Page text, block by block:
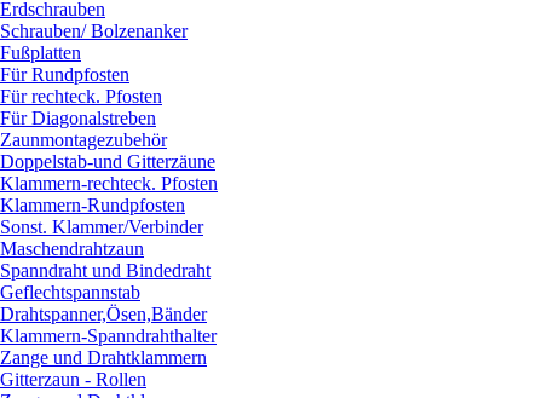
Erdschrauben
Schrauben/Bolzenanker
Fußplatten
Für Rundpfosten
Für rechteck. Pfosten
Für Diagonalstreben
Zaunmontagezubehör
Doppelstab-und Gitterzäune
Klammern-rechteck. Pfosten
Klammern-Rundpfosten
Sonst. Klammer/Verbinder
Maschendrahtzaun
Spanndraht und Bindedraht
Geflechtspannstab
Drahtspanner,Ösen,Bänder
Klammern-Spanndrahthalter
Zange und Drahtklammern
Gitterzaun - Rollen